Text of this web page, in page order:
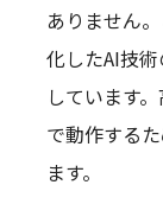
ありません
化したAI技
しています
で動作する
ます。